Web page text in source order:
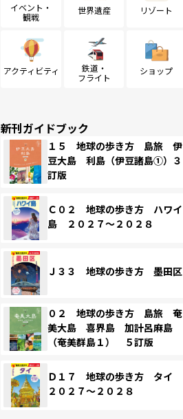
イベント・
観戦
世界遺産 リゾート
アクティビティ
鉄道・
フライト
ショップ
新刊ガイドブック
１５ 地球の歩き方 島旅 伊
豆大島 利島（伊豆諸島①）３
訂版
Ｃ０２ 地球の歩き方 ハワイ
島 ２０２７～２０２８
Ｊ３３ 地球の歩き方 墨田区
０２ 地球の歩き方 島旅 奄
美大島 喜界島 加計呂麻島
（奄美群島１） ５訂版
Ｄ１７ 地球の歩き方 タイ
２０２７～２０２８